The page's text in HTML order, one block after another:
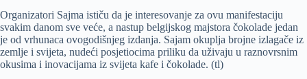
Organizatori Sajma ističu da je interesovanje za ovu manifestaciju
svakim danom sve veće, a nastup belgijskog majstora čokolade jedan
je od vrhunaca ovogodišnjeg izdanja. Sajam okuplja brojne izlagače iz
zemlje i svijeta, nudeći posjetiocima priliku da uživaju u raznovrsnim
okusima i inovacijama iz svijeta kafe i čokolade. (tl)